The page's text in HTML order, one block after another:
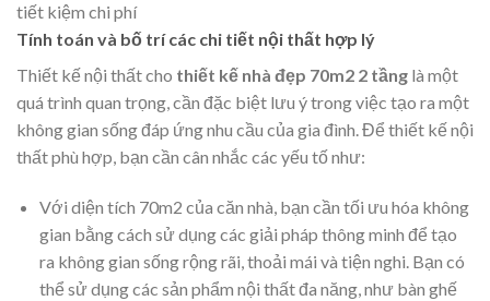
tiết kiệm chi phí
Tính toán và bố trí các chi tiết nội thất hợp lý
Thiết kế nội thất cho thiết kế nhà đẹp 70m2 2 tầng là một
quá trình quan trọng, cần đặc biệt lưu ý trong việc tạo ra một
không gian sống đáp ứng nhu cầu của gia đình. Để thiết kế nội
thất phù hợp, bạn cần cân nhắc các yếu tố như:
Với diện tích 70m2 của căn nhà, bạn cần tối ưu hóa không
gian bằng cách sử dụng các giải pháp thông minh để tạo
ra không gian sống rộng rãi, thoải mái và tiện nghi. Bạn có
thể sử dụng các sản phẩm nội thất đa năng, như bàn ghế